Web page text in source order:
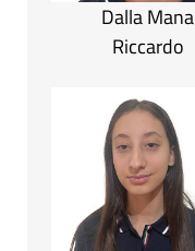
Dalla Mana
Riccardo